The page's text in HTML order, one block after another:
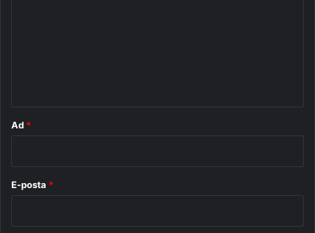
Ad *
E-posta *